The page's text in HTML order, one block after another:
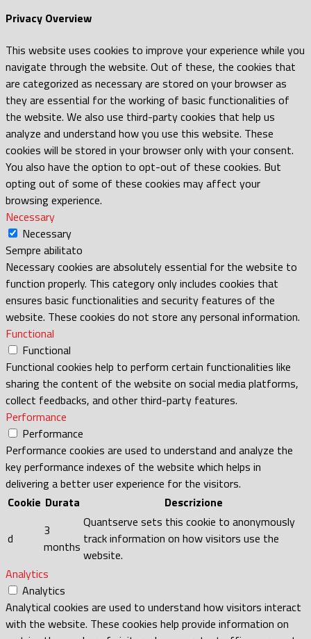
Privacy Overview
This website uses cookies to improve your experience while you
navigate through the website. Out of these, the cookies that
are categorized as necessary are stored on your browser as
they are essential for the working of basic functionalities of
the website. We also use third-party cookies that help us
analyze and understand how you use this website. These
cookies will be stored in your browser only with your consent.
You also have the option to opt-out of these cookies. But
opting out of some of these cookies may affect your
browsing experience.
Necessary
Necessary
Sempre abilitato
Necessary cookies are absolutely essential for the website to
function properly. This category only includes cookies that
ensures basic functionalities and security features of the
website. These cookies do not store any personal information.
Functional
Functional
Functional cookies help to perform certain functionalities like
sharing the content of the website on social media platforms,
collect feedbacks, and other third-party features.
Performance
Performance
Performance cookies are used to understand and analyze the
key performance indexes of the website which helps in
delivering a better user experience for the visitors.
Cookie Durata Descrizione
d
3
months
Quantserve sets this cookie to anonymously
track information on how visitors use the
website.
Analytics
Analytics
Analytical cookies are used to understand how visitors interact
with the website. These cookies help provide information on